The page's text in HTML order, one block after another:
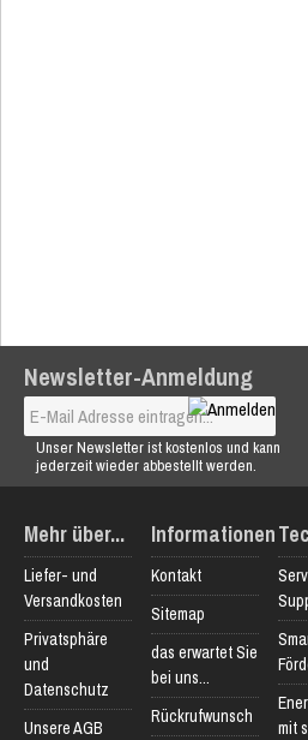
Newsletter-Anmeldung
Unser Newsletter ist kostenlos und kann
jederzeit wieder abbestellt werden.
Mehr über...
Liefer- und
Versandkosten
Privatsphäre
und
Datenschutz
Unsere AGB
Informationen
Kontakt
Sitemap
das erwartet Sie
bei uns...
Rückrufwunsch
mit